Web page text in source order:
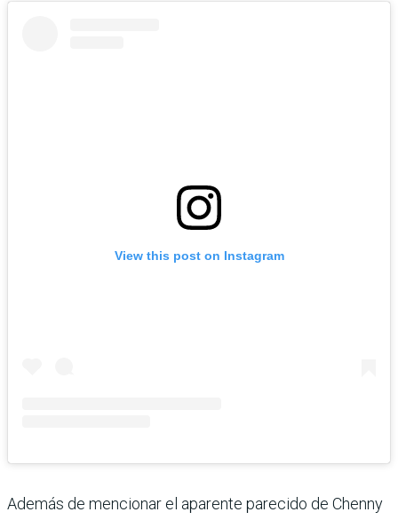
View this post on Instagram
Además de mencionar el aparente parecido de Chenny